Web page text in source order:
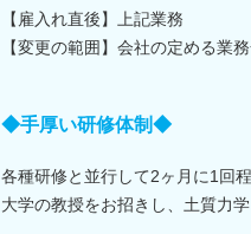
【雇入れ直後】上記業務
【変更の範囲】会社の定める業
◆手厚い研修体制◆
各種研修と並行して2ヶ月に1回
大学の教授をお招きし、土質力